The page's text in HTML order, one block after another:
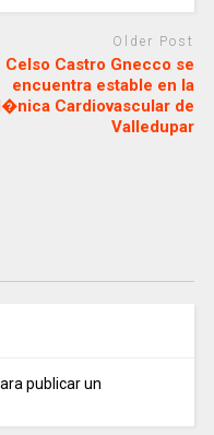
Older Post
Celso Castro Gnecco se
encuentra estable en la
Cardiovascular de
Valledupar
publicar un